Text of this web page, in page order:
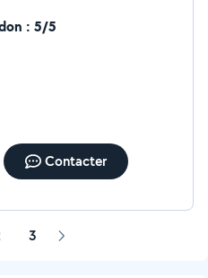
: 5/5
Contacter
3 Page